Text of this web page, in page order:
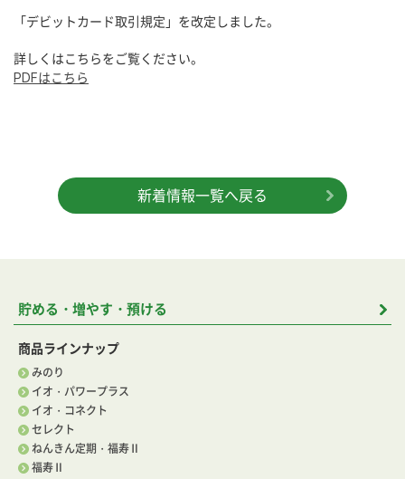
「デビットカード取引規定」を改定しました。
詳しくはこちらをご覧ください。
PDFはこちら
新着情報一覧へ戻る
貯める・増やす・預ける
商品ラインナップ
みのり
イオ・パワープラス
イオ・コネクト
セレクト
ねんきん定期・福寿Ⅱ
福寿Ⅱ